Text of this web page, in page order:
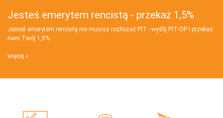
Jesteś emerytem rencistą - przekaż 1,5%
Jesteś emerytem rencistą nie musisz rozliczać PIT - wyślij PIT‑OP i przekaż
nam Twój 1,5%
więcej